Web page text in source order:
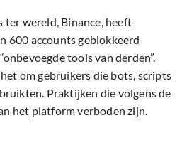
wereld, Binance, heeft
600 accountsgeblokkeerd
tools van derden”.
om gebruikers die bots, scripts
Praktijken die volgens de
het platform verboden zijn.